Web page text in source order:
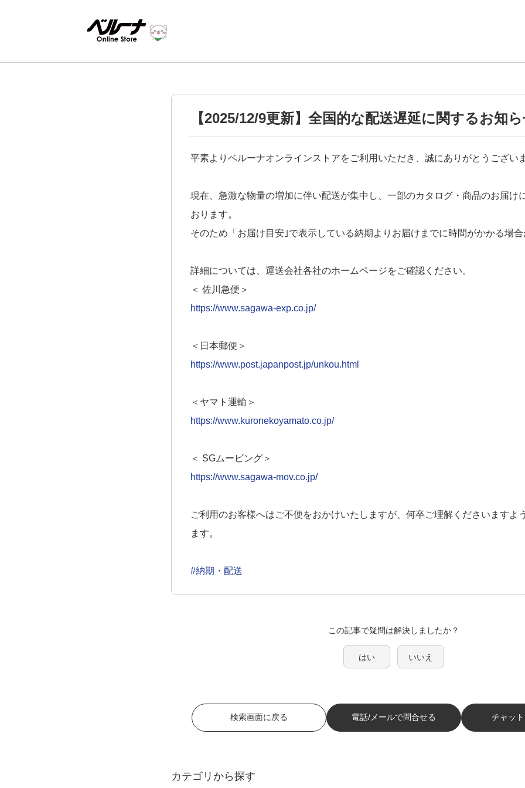
【2025/12/9更新】全国的な配送遅延に関するお知
平素よりベルーナオンラインストアをご利用いただき、誠にありがとうござい
現在、急激な物量の増加に伴い配送が集中し、一部のカタログ・商品のお届け
おります。
そのため「お届け目安｣で表示している納期よりお届けまでに時間がかかる場合
詳細については、運送会社各社のホームページをご確認ください。
＜ 佐川急便＞
https://www.sagawa-exp.co.jp/
＜日本郵便＞
https://www.post.japanpost.jp/unkou.html
＜ヤマト運輸＞
https://www.kuronekoyamato.co.jp/
＜ SGムービング＞
https://www.sagawa-mov.co.jp/
ご利用のお客様へはご不便をおかけいたしますが、何卒ご理解くださいますよ
ます。
#納期・配送
この記事で疑問は解決しましたか？
はい いいえ
検索画面に戻る 電話/メールで問合せる チャッ
カテゴリから探す